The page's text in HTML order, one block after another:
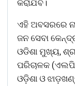
କରାଯିବ।
ଏହି ଅବସରରେ
ଜନ ସେବା
ଓଡିଶା ମୁଖ୍ୟ,
ପରିଚାଳକ
ଓଡ଼ିଶା ଓ